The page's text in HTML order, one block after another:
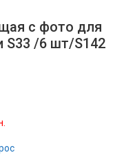
с фото для
S33 /6 шт/S142